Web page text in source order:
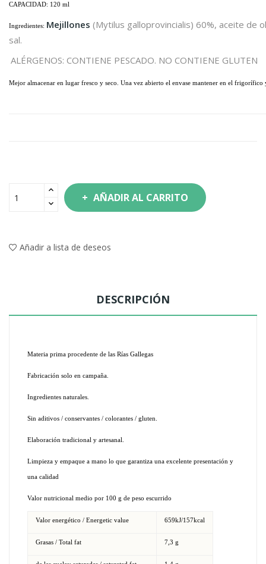
CAPACIDAD: 120 ml
Ingredientes: Mejillones (Mytilus galloprovincialis) 60%, aceite de
sal.
ALÉRGENOS: CONTIENE PESCADO. NO CONTIENE GLUTEN
Mejor almacenar en lugar fresco y seco. Una vez abierto el envase mantener en el
AÑADIR AL CARRITO
Añadir a lista de deseos
DESCRIPCIÓN
Materia prima procedente de las Rías Gallegas
Fabricación solo en campaña.
Ingredientes naturales.
Sin aditivos / conservantes / colorantes / gluten.
Elaboración tradicional y artesanal.
Limpieza y empaque a mano lo que garantiza una excelente presentación y
una calidad
Valor nutricional medio por 100 g de peso escurrido
Valor energético / Energetic value 659kJ/157kcal
Grasas / Total fat 7,3 g